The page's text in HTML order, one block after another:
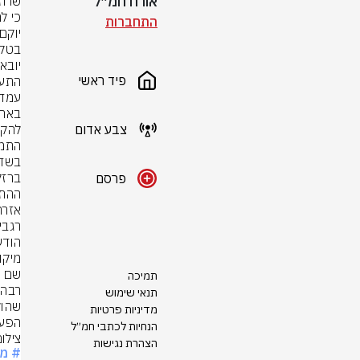
התחברות
פיד ראשי
צבע אדום
פרסם
תמיכה
תנאי שימוש
מדיניות פרטיות
הנחיות לכתבי חמ״ל
הצהרת נגישות
#